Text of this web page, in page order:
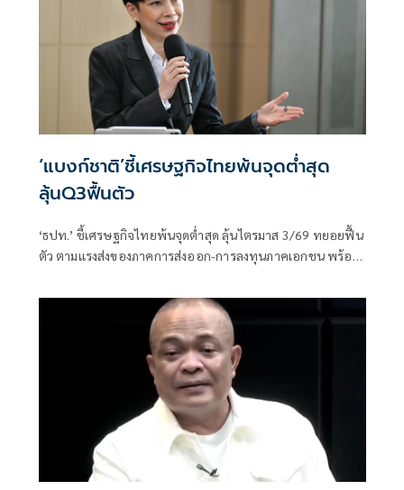
‘แบงก์ชาติ’ชี้เศรษฐกิจไทยพ้นจุดต่ำสุด
ลุ้นQ3ฟื้นตัว
‘ธปท.’ ชี้เศรษฐกิจไทยพ้นจุดต่ำสุด ลุ้นไตรมาส 3/69 ทยอยฟื้น
ตัว ตามแรงส่งของภาคการส่งออก-การลงทุนภาคเอกชน พร้อม
เพียง 1 ข้อ มีโอกาสหลุดในรอบถัดไป